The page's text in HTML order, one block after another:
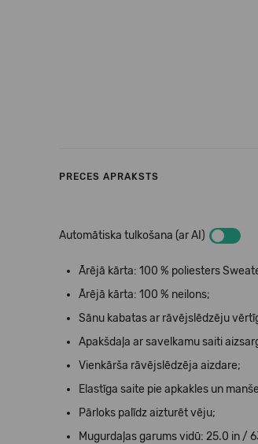
PRECES APRAKSTS
Automātiska tulkošana (ar AI)
Ārējā kārta: 100 % poliesters
Ārējā kārta: 100 % neilons;
Sānu kabatas ar rāvējslēdzēju
Apakšdaļa ar savelkamu saiti
Vienkārša rāvējslēdzēja aizdare;
Elastīga saite pie apkakles un
Pārloks palīdz aizturēt vēju;
Mugurdaļas garums vidū: 25.0 in /